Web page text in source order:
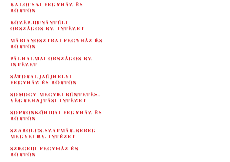
KALOCSAI FEGYHÁZ ÉS
BÖRTÖN
KÖZÉP-DUNÁNTÚLI
ORSZÁGOS BV. INTÉZET
MÁRIANOSZTRAI FEGYHÁZ ÉS
BÖRTÖN
PÁLHALMAI ORSZÁGOS BV.
INTÉZET
SÁTORALJAÚJHELYI
FEGYHÁZ ÉS BÖRTÖN
SOMOGY MEGYEI BÜNTETÉS-
VÉGREHAJTÁSI INTÉZET
SOPRONKŐHIDAI FEGYHÁZ ÉS
BÖRTÖN
SZABOLCS-SZATMÁR-BEREG
MEGYEI BV. INTÉZET
SZEGEDI FEGYHÁZ ÉS
BÖRTÖN